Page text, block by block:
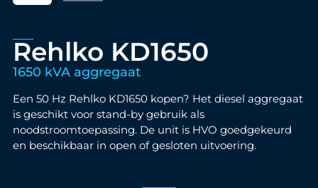
Rehlko KD1650
1650 kVA aggregaat
Een 50 Hz Rehlko KD1650 kopen? Het diesel aggregaat
is geschikt voor stand-by gebruik als
noodstroomtoepassing. De unit is HVO goedgekeurd
en beschikbaar in open of gesloten uitvoering.